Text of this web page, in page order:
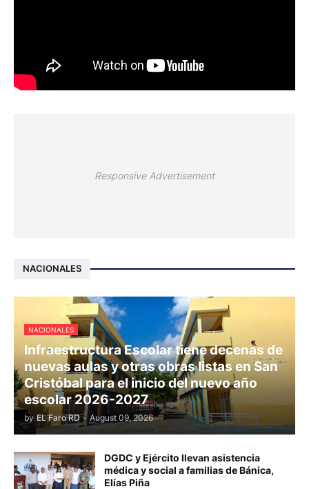
Responsive Advertisement
NACIONALES
NACIONALES
Infraestructura Escolar tiene decenas de
nuevas aulas y otras obras listas en San
Cristóbal para el inicio del nuevo año
escolar 2026-2027
by EL Faro RD - August 09, 2026
DGDC y Ejército llevan asistencia
médica y social a familias de Bánica,
Elías Piña